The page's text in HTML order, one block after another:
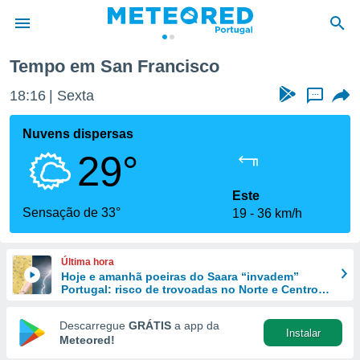
da
foi
fornecidas
a este
das
e
forma
digital
Tempo em San Francisco
18:16 Sexta ...
Nuvens dispersas
29°
Sensação de 33°
Este
19
36 km/h
Última hora
Hoje e amanhã poeiras do Saara “invadem”
Portugal: risco de trovoadas no Norte e Centro
Descarregue GRÁTIS a app da
Meteored!
Instalar